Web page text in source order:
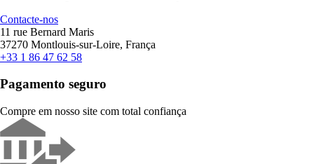
Contacte-nos
11 rue Bernard Maris
37270 Montlouis-sur-Loire, França
+33 1 86 47 62 58
Pagamento seguro
Compre em nosso site com total confiança